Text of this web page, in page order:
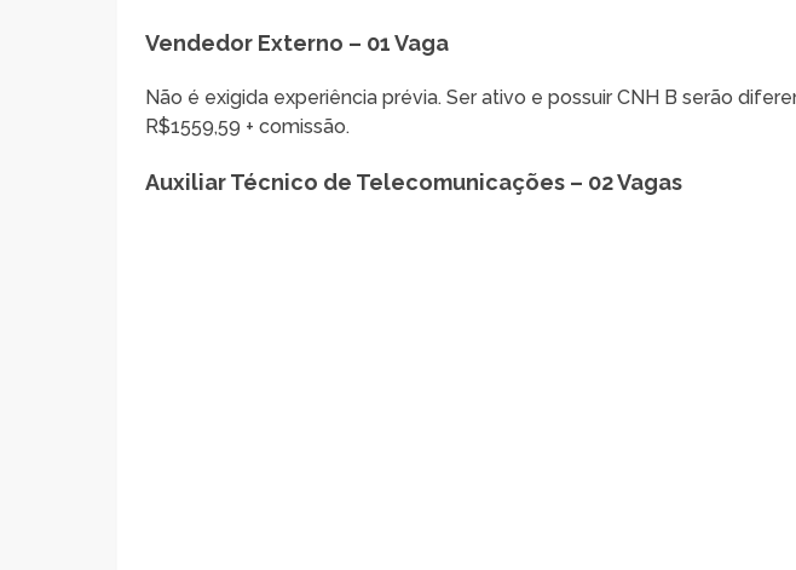
Vendedor Externo – 01 Vaga
Não é exigida experiência prévia. Ser ativo e possuir CNH B serão
R$1559,59 + comissão.
Auxiliar Técnico de Telecomunicações – 02 Vagas